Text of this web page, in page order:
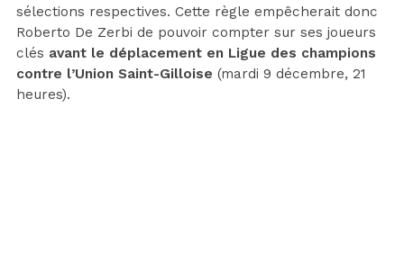
sélections respectives. Cette règle empêcherait donc
Roberto De Zerbi de pouvoir compter sur ses joueurs
clés avant le déplacement en Ligue des champions
contre l’Union Saint-Gilloise (mardi 9 décembre, 21
heures).